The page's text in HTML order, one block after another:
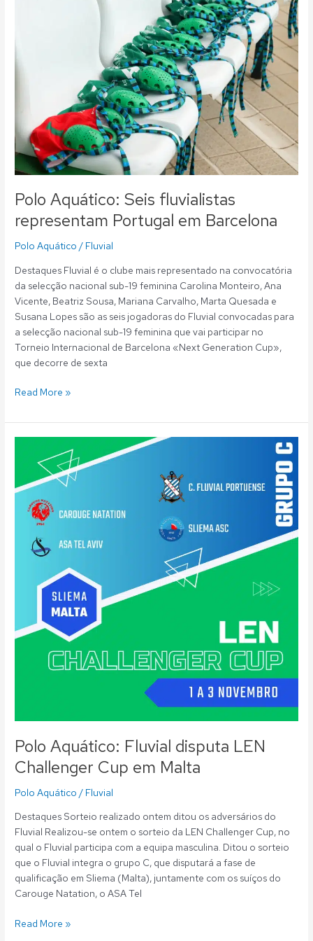
Polo Aquático: Seis fluvialistas
representam Portugal em Barcelona
Polo Aquático / Fluvial
Destaques Fluvial é o clube mais representado na convocatória
da selecção nacional sub-19 feminina Carolina Monteiro, Ana
Vicente, Beatriz Sousa, Mariana Carvalho, Marta Quesada e
Susana Lopes são as seis jogadoras do Fluvial convocadas para
a selecção nacional sub-19 feminina que vai participar no
Torneio Internacional de Barcelona «Next Generation Cup»,
que decorre de sexta
Read More »
Polo Aquático: Fluvial disputa LEN
Challenger Cup em Malta
Polo Aquático / Fluvial
Destaques Sorteio realizado ontem ditou os adversários do
Fluvial Realizou-se ontem o sorteio da LEN Challenger Cup, no
qual o Fluvial participa com a equipa masculina. Ditou o sorteio
que o Fluvial integra o grupo C, que disputará a fase de
qualificação em Sliema (Malta), juntamente com os suíços do
Carouge Natation, o ASA Tel
Aquático:
disputa
LEN
Challenger
Read More »